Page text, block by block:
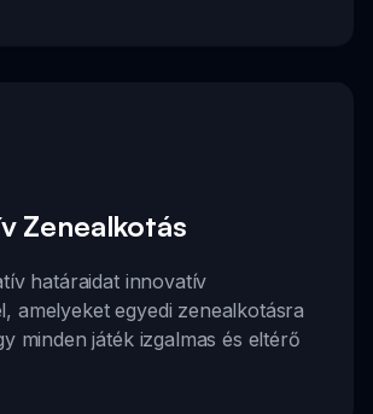
Zenealkotás
határaidat innovatív
amelyeket egyedi zenealkotásra
minden játék izgalmas és eltérő